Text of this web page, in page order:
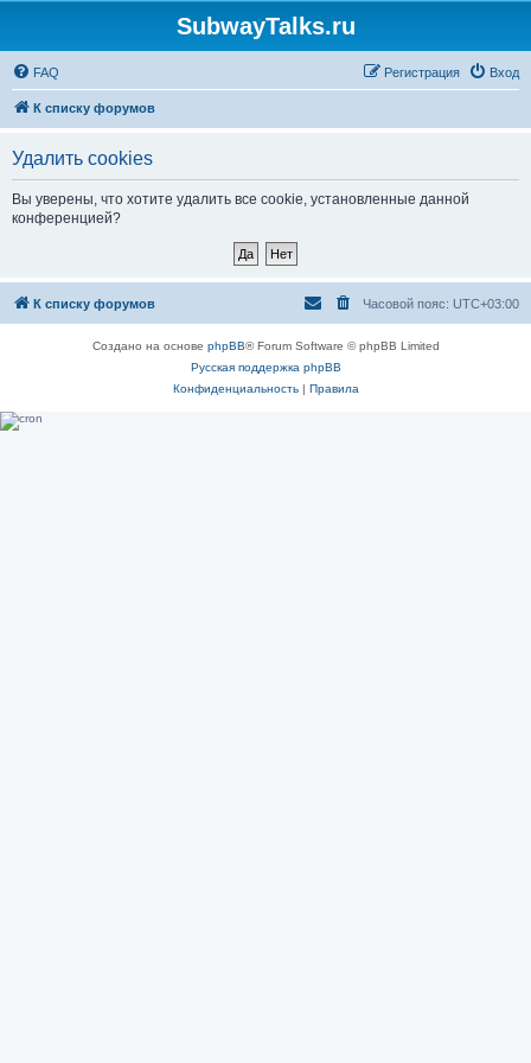
SubwayTalks.ru
FAQ Вход
Регистрация
К списку форумов
Удалить cookies
Вы уверены, что хотите удалить все cookie, установленные данной
конференцией?
К списку форумов Часовой пояс: UTC+03:00
Создано на основе phpBB® Forum Software © phpBB Limited
Русская поддержка phpBB
Конфиденциальность| Правила